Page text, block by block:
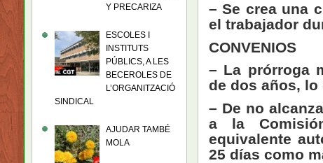
– Se crea una
el trabajador
CONVENIOS
– La prórroga
de dos años,
– De no
a la
equivalente
25 días como
Y PRECARIZA
ESCOLES I
INSTITUTS
PÚBLICS, A LES
BECEROLES DE
L’ORGANITZACIÓ
SINDICAL
AJUDAR TAMBÉ
MOLA